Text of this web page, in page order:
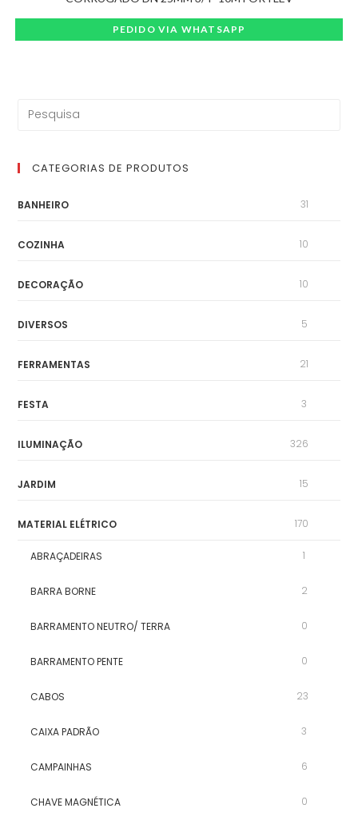
PEDIDO VIA WHATSAPP
CATEGORIAS DE PRODUTOS
BANHEIRO 31
COZINHA 10
DECORAÇÃO 10
DIVERSOS 5
FERRAMENTAS 21
FESTA 3
ILUMINAÇÃO 326
JARDIM 15
MATERIAL ELÉTRICO 170
ABRAÇADEIRAS 1
BARRA BORNE 2
BARRAMENTO NEUTRO/ TERRA 0
BARRAMENTO PENTE 0
CABOS 23
CAIXA PADRÃO 3
CAMPAINHAS 6
CHAVE MAGNÉTICA 0